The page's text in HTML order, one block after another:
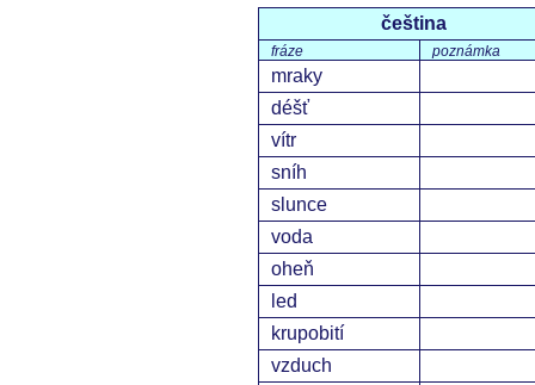
čeština
fráze poznámka
mraky
déšť
vítr
sníh
slunce
voda
oheň
led
krupobití
vzduch